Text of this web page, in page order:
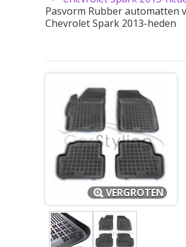
Pasvorm Rubber automatten
Chevrolet Spark 2013-heden
VERGROTEN